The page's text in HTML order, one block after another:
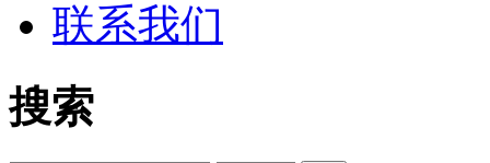
联系我们
搜索